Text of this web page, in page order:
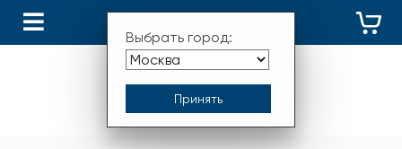
Выбрать город: